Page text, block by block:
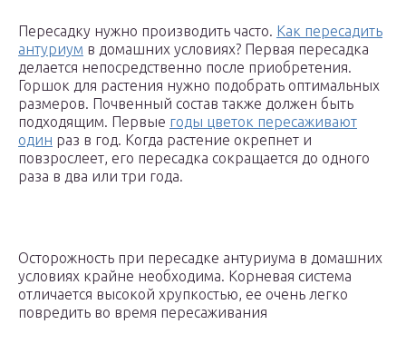
Пересадку нужно производить часто. Как пересадить
антуриум в домашних условиях? Первая пересадка
делается непосредственно после приобретения.
Горшок для растения нужно подобрать оптимальных
размеров. Почвенный состав также должен быть
подходящим. Первые годы цветок пересаживают
один раз в год. Когда растение окрепнет и
повзрослеет, его пересадка сокращается до одного
раза в два или три года.
Осторожность при пересадке антуриума в домашних
условиях крайне необходима. Корневая система
отличается высокой хрупкостью, ее очень легко
повредить во время пересаживания